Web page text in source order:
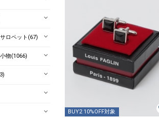
BUY2 10%OFF対象
ロペット(67)
物(1066)